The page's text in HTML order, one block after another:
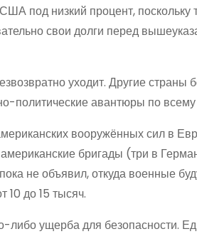
под низкий процент, поскольку
свои долги перед
уходит. Другие страны
политические авантюры по
вооружённых сил в
бригады (три в
не объявил, откуда военные
10 до 15 тысяч.
либо ущерба для безопасности.